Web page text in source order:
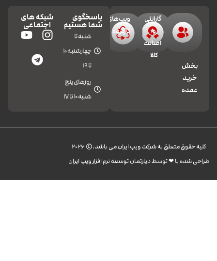
بخش
خرید
عمده
گارانتی
و
اصالت
کالا
ویپ‌های
کارکرده
پاسخگوی
شما هستیم
شنبه تا
چهارشنبه 10
تا 19
روزهای پنج
شنبه 10 تا 17
شبکه های
اجتماعی
کليه حقوق متعلق به شرکت ویپ ایران می باشد.© 2026
طراحی شده با ❤︎ توسط دپارتمان توسعه نرم افزار ویپ ایران